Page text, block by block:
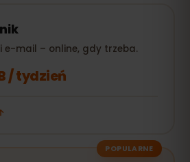
e-mail – online, gdy trzeba.
/ tydzień
POPULARNE